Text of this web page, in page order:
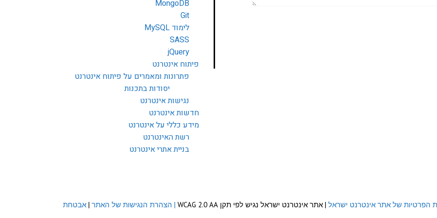
MongoDB
Git
לימוד MySQL
SASS
jQuery
פיתוח אינטרנט
פתרונות ומאמרים על פיתוח אינטרנט
יסודות בתכנות
נגישות אינטרנט
חדשות אינטרנט
מידע כללי על אינטרנט
רשת האינטרנט
בניית אתרי אינטרנט
הפרטיות של אתר אינטרנט ישראל | אתר אינטרנט ישראל נגיש לפי תקן WCAG 2.0 AA | הצהרת הנגישות של האתר | אבטחת